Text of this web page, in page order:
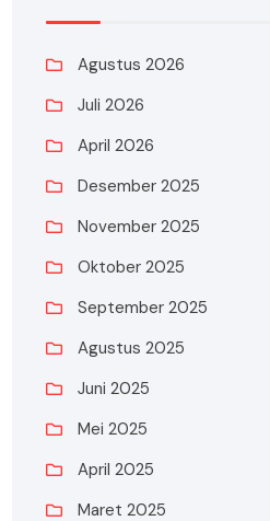
Agustus 2026
Juli 2026
April 2026
Desember 2025
November 2025
Oktober 2025
September 2025
Agustus 2025
Juni 2025
Mei 2025
April 2025
Maret 2025